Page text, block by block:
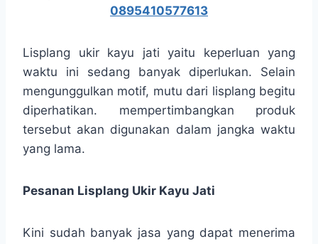
0895410577613
Lisplang ukir kayu jati yaitu keperluan yang
waktu ini sedang banyak diperlukan. Selain
mengunggulkan motif, mutu dari lisplang begitu
diperhatikan. mempertimbangkan produk
tersebut akan digunakan dalam jangka waktu
yang lama.
Pesanan Lisplang Ukir Kayu Jati
Kini sudah banyak jasa yang dapat menerima